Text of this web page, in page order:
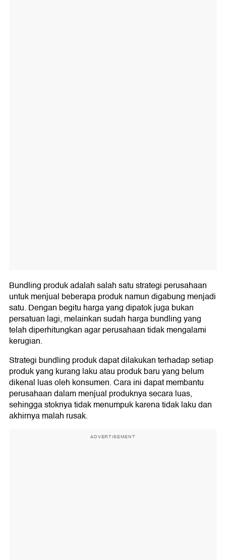
Bundling produk adalah salah satu strategi perusahaan
untuk menjual beberapa produk namun digabung menjadi
satu. Dengan begitu harga yang dipatok juga bukan
persatuan lagi, melainkan sudah harga bundling yang
telah diperhitungkan agar perusahaan tidak mengalami
kerugian.
Strategi bundling produk dapat dilakukan terhadap setiap
produk yang kurang laku atau produk baru yang belum
dikenal luas oleh konsumen. Cara ini dapat membantu
perusahaan dalam menjual produknya secara luas,
sehingga stoknya tidak menumpuk karena tidak laku dan
akhirnya malah rusak.
ADVERTISEMENT